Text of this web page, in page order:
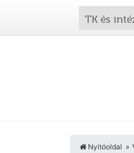
TK és
Nyitóoldal